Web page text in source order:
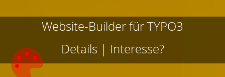
Website-Builder für TYPO3
Details | Interesse?